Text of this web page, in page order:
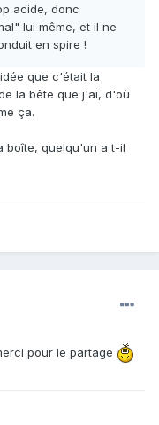
acide, donc
lui même, et il ne
en spire !
que c'était la
la bête que j'ai, d'où
ça.
boîte, quelqu'un a t-il
pour le partage